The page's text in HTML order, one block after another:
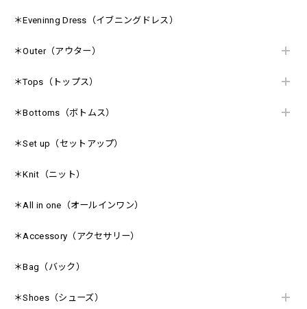
＊Eveninng Dress（イブニングドレス）
＊Outer（アウター）
＊Tops（トップス）
＊Bottoms（ボトムス）
＊Set up（セットアップ）
＊Knit（ニット）
＊All in one（オールインワン）
＊Accessory（アクセサリー）
＊Bag（バック）
＊Shoes（シューズ）